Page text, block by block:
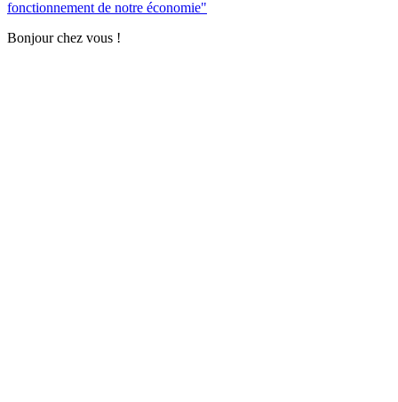
fonctionnement de notre économie"
Bonjour chez vous !